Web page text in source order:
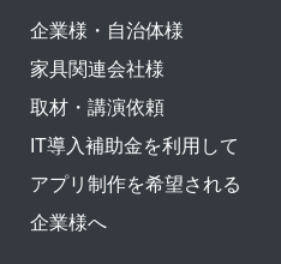
企業様・自治体様
家具関連会社様
取材・講演依頼
IT導入補助金を利用して
アプリ制作を希望される
企業様へ